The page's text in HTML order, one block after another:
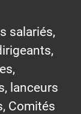
salariés,
lanceurs
Comités